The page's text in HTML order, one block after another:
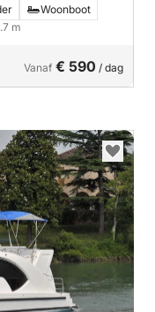
Woonboot
m
Vanaf € 590 / dag